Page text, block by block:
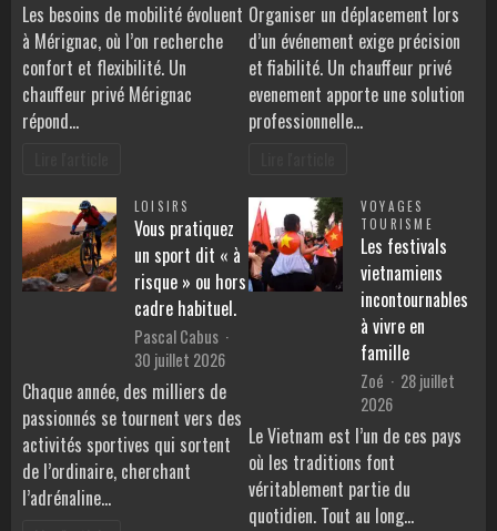
Les besoins de mobilité évoluent
à Mérignac, où l’on recherche
confort et flexibilité. Un
chauffeur privé Mérignac
répond…
Organiser un déplacement lors
d’un événement exige précision
et fiabilité. Un chauffeur privé
evenement apporte une solution
professionnelle…
LOISIRS
Vous pratiquez
un sport dit « à
risque » ou hors
cadre habituel.
Pascal Cabus
30 juillet 2026
Chaque année, des milliers de
passionnés se tournent vers des
activités sportives qui sortent
de l’ordinaire, cherchant
l’adrénaline…
VOYAGES
TOURISME
Les festivals
vietnamiens
incontournables
à vivre en
famille
Zoé
28 juillet
2026
Le Vietnam est l’un de ces pays
où les traditions font
véritablement partie du
quotidien. Tout au long…